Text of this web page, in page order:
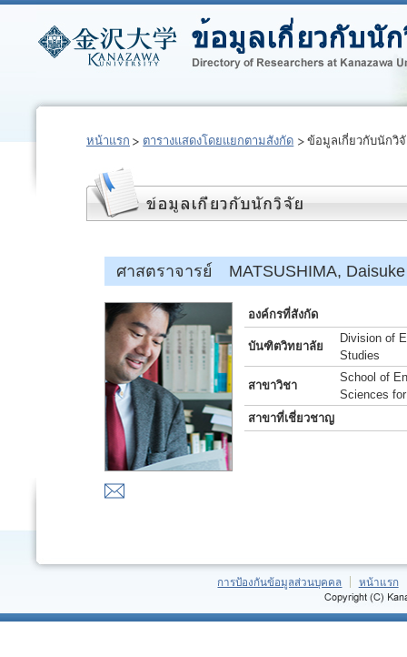
หน้าแรก ตารางแสดงโดยแยกตามสังกัด ข้อมูลเกี่ยวกับนักวิ
ศาสตราจารย์ MATSUSHIMA, Daisuke
องค์กรที่สังกัด
บันฑิตวิทยาลัย
Division of
Studies
สาขาวิชา
School of
Sciences
สาขาที่เชี่ยวชาญ
การป้องกันข้อมูลส่วนบุคคล หน้าแรก